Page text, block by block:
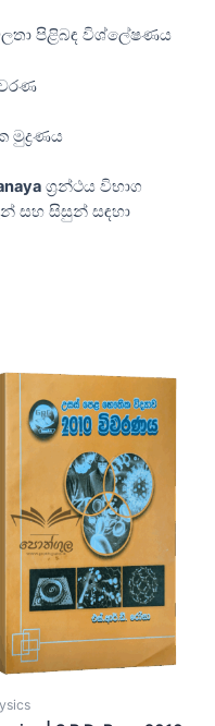
පිළිබඳ විශ්ලේෂණය
මුද්‍රණය
ග්‍රන්ථය විභාග
සහ සිසුන් සඳහා